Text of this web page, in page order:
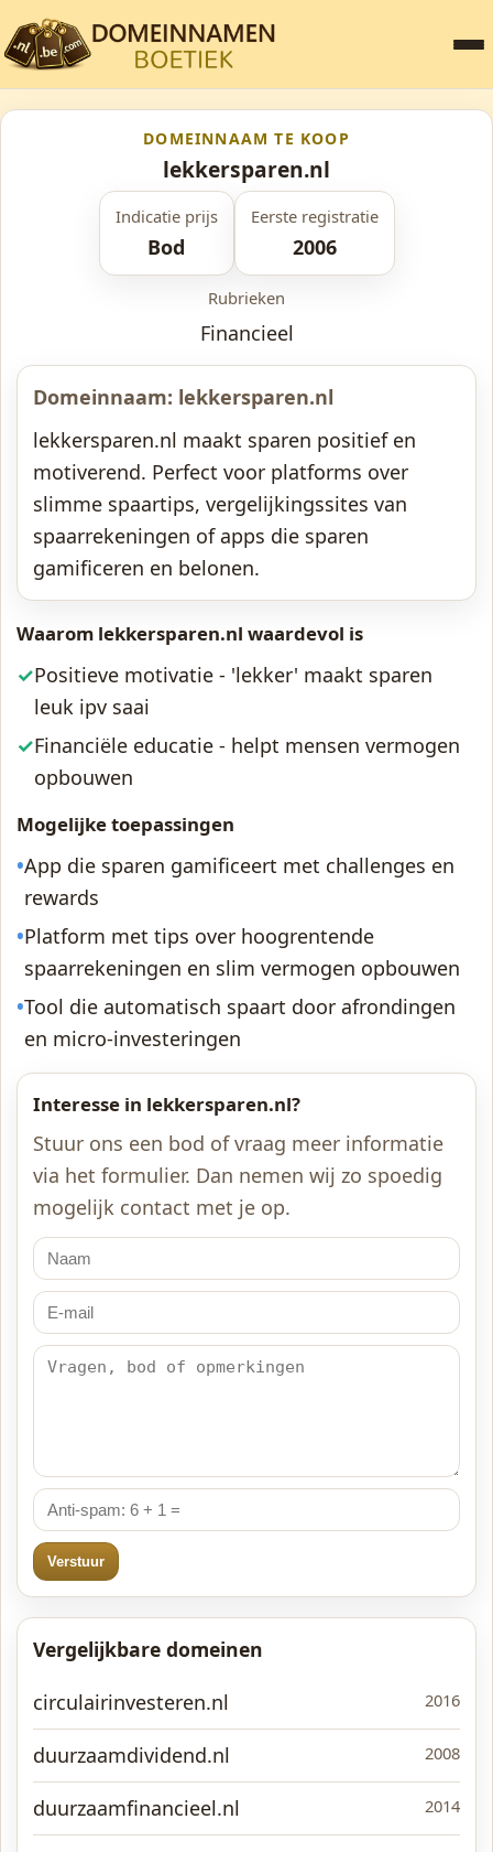
DOMEINNAAM TE KOOP
lekkersparen.nl
Indicatie prijs
Bod
Eerste registratie
2006
Rubrieken
Financieel
Domeinnaam: lekkersparen.nl
lekkersparen.nl maakt sparen positief en
motiverend. Perfect voor platforms over
slimme spaartips, vergelijkingssites van
spaarrekeningen of apps die sparen
gamificeren en belonen.
Waarom lekkersparen.nl waardevol is
✓Positieve motivatie - 'lekker' maakt sparen
leuk ipv saai
✓Financiële educatie - helpt mensen vermogen
opbouwen
Mogelijke toepassingen
•App die sparen gamificeert met challenges en
rewards
•Platform met tips over hoogrentende
spaarrekeningen en slim vermogen opbouwen
•Tool die automatisch spaart door afrondingen
en micro-investeringen
Interesse in lekkersparen.nl?
Stuur ons een bod of vraag meer informatie
via het formulier. Dan nemen wij zo spoedig
mogelijk contact met je op.
Verstuur
Vergelijkbare domeinen
circulairinvesteren.nl
2016
duurzaamdividend.nl 2008
duurzaamfinancieel.nl 2014